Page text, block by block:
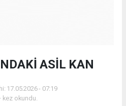
ASİL KAN
17.05.2026 - 07:19
kez okundu.